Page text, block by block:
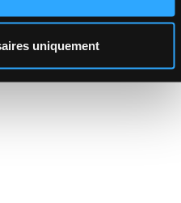
uniquement